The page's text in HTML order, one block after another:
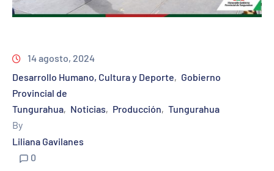
14 agosto, 2024
Desarrollo Humano, Cultura y Deporte‚ Gobierno
Provincial de
Tungurahua‚ Noticias‚ Producción‚ Tungurahua
By
Liliana Gavilanes
0